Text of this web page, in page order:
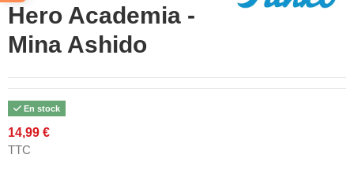
Hero Academia -
Mina Ashido
En stock
14,99 €
TTC